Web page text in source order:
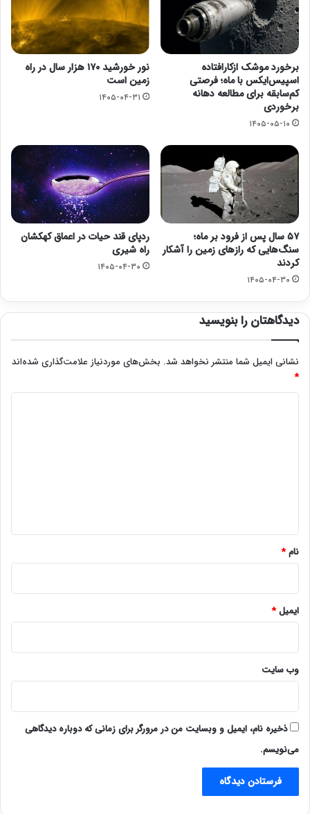
برخورد موشک ازکارافتاده
اسپیس‌ایکس با ماه؛ فرصتی
کم‌سابقه برای مطالعه دهانه
برخوردی
۱۴۰۵-۰۵-۱۰
نور خورشید ۱۷۰ هزار سال در راه
زمین است
۱۴۰۵-۰۴-۳۱
۵۷ سال پس از فرود بر ماه؛
سنگ‌هایی که رازهای زمین را آشکار
کردند
۱۴۰۵-۰۴-۳۰
ردپای قند حیات در اعماق کهکشان
راه شیری
۱۴۰۵-۰۴-۳۰
دیدگاهتان را بنویسید
نشانی ایمیل شما منتشر نخواهد شد. بخش‌های موردنیاز علامت‌گذاری شده‌اند
*
نام*
ایمیل*
وب‌ سایت
ذخیره نام، ایمیل و وبسایت من در مرورگر برای زمانی که دوباره دیدگاهی
می‌نویسم.